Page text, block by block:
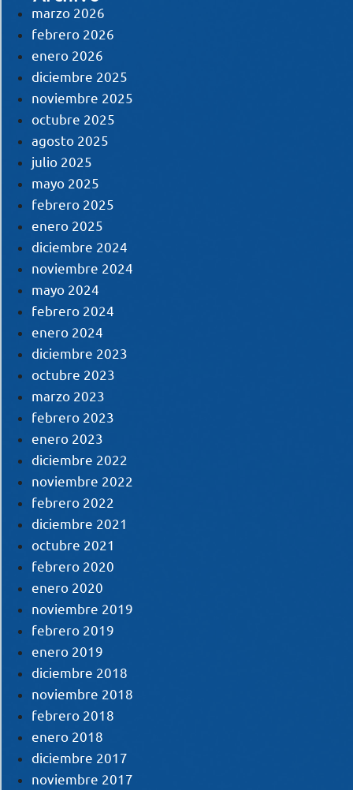
marzo 2026
febrero 2026
enero 2026
diciembre 2025
noviembre 2025
octubre 2025
agosto 2025
julio 2025
mayo 2025
febrero 2025
enero 2025
diciembre 2024
noviembre 2024
mayo 2024
febrero 2024
enero 2024
diciembre 2023
octubre 2023
marzo 2023
febrero 2023
enero 2023
diciembre 2022
noviembre 2022
febrero 2022
diciembre 2021
octubre 2021
febrero 2020
enero 2020
noviembre 2019
febrero 2019
enero 2019
diciembre 2018
noviembre 2018
febrero 2018
enero 2018
diciembre 2017
noviembre 2017